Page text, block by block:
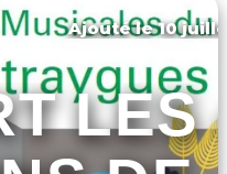
Ajouté le 10
LES